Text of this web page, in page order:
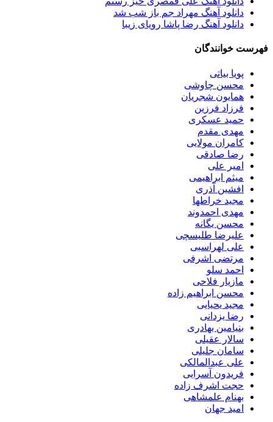
دانلود آهنگ مهراد جم باز شب شد
دانلود آهنگ رضا پاشا رویای زیبا
فهرست خوانندگان
پویا بیاتی
محسن چاوشی
همایون شجریان
فرزاد فرزین
حمید عسکری
مهدی مقدم
کامران مولایی
رضا صادقی
امیر علی
میثم ابراهیمی
افشین آذری
مجید خراطها
مهدی احمدوند
محسن یگانه
علیرضا طلیسچی
علی لهراسبی
مرتضی اشرفی
احمد سلو
مازیار فلاحی
محسن ابراهیم زاده
مجید یحیایی
رضا یزدانی
بنیامین بهادری
سالار عقیلی
سامان جلیلی
علی عبدالمالکی
فریدون آسرایی
حجت اشرف زاده
بهنام علمشاهی
امید جهان